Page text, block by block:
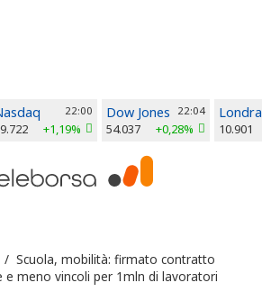
22:00
+1,19%
Dow Jones 22:04
54.037 +0,28%
Londra
10.901
/ Scuola, mobilità: firmato contratto
e meno vincoli per 1mln di lavoratori